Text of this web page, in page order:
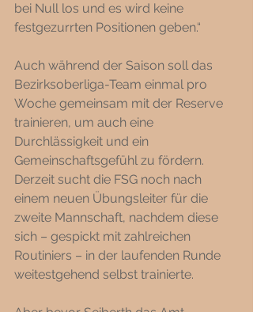
bei Null los und es wird keine
festgezurrten Positionen geben.“
Auch während der Saison soll das
Bezirksoberliga-Team einmal pro
Woche gemeinsam mit der Reserve
trainieren, um auch eine
Durchlässigkeit und ein
Gemeinschaftsgefühl zu fördern.
Derzeit sucht die FSG noch nach
einem neuen Übungsleiter für die
zweite Mannschaft, nachdem diese
sich – gespickt mit zahlreichen
Routiniers – in der laufenden Runde
weitestgehend selbst trainierte.